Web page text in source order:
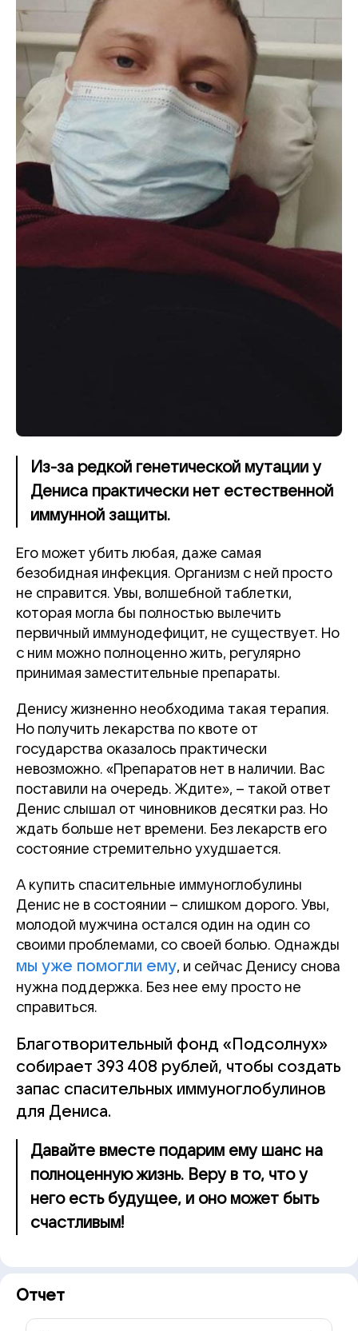
Из-за редкой генетической мутации у
Дениса практически нет естественной
иммунной защиты.
Его может убить любая, даже самая
безобидная инфекция. Организм с ней просто
не справится. Увы, волшебной таблетки,
которая могла бы полностью вылечить
первичный иммунодефицит, не существует. Но
с ним можно полноценно жить, регулярно
принимая заместительные препараты.
Денису жизненно необходима такая терапия.
Но получить лекарства по квоте от
государства оказалось практически
невозможно. «Препаратов нет в наличии. Вас
поставили на очередь. Ждите», – такой ответ
Денис слышал от чиновников десятки раз. Но
ждать больше нет времени. Без лекарств его
состояние стремительно ухудшается.
А купить спасительные иммуноглобулины
Денис не в состоянии – слишком дорого. Увы,
молодой мужчина остался один на один со
своими проблемами, со своей болью. Однажды
мы уже помогли ему, и сейчас Денису снова
нужна поддержка. Без нее ему просто не
справиться.
Благотворительный фонд «Подсолнух»
собирает 393 408 рублей, чтобы создать
запас спасительных иммуноглобулинов
для Дениса.
Давайте вместе подарим ему шанс на
полноценную жизнь. Веру в то, что у
него есть будущее, и оно может быть
счастливым!
Отчет